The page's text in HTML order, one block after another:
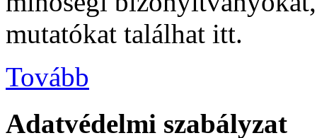
mutatókat találhat itt.
Tovább
Adatvédelmi szabályzat